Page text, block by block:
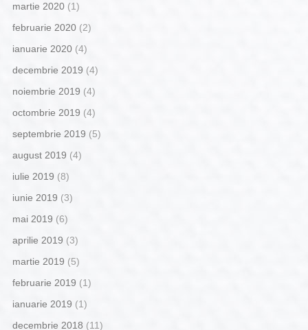
martie 2020(1)
februarie 2020(2)
ianuarie 2020(4)
decembrie 2019 (4)
noiembrie 2019 (4)
octombrie 2019 (4)
septembrie 2019 (5)
august 2019 (4)
iulie 2019 (8)
iunie 2019 (3)
mai 2019 (6)
aprilie 2019 (3)
martie 2019 (5)
februarie 2019 (1)
ianuarie 2019 (1)
decembrie 2018 (11)